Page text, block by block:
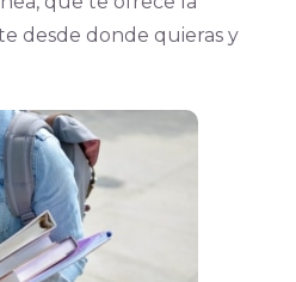
desde donde quieras y